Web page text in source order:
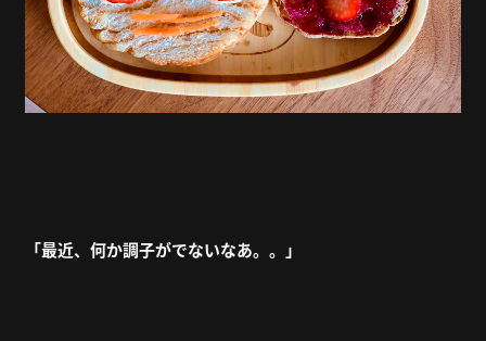
「最近、何か調子がでないなあ。。」